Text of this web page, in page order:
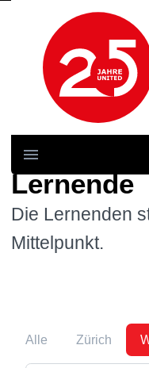
Standorte
Lernende
Die Lernenden
Mittelpunkt.
Alle Zürich